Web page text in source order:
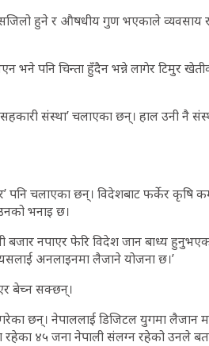
हुने र औषधीय गुण भएकाले व्यवसाय
भने पनि चिन्ता हुँदैन भन्ने लागेर टिमुर
संस्था’ चलाएका छन्। हाल उनी नै
पनि चलाएका छन्। विदेशबाट फर्केर कृषि
भनाइ छ।
बजार नपाएर फेरि विदेश जान बाध्य
अनलाइनमा लैजाने योजना छ।’
बेच्न सक्छन्।
छन्। नेपाललाई डिजिटल युगमा लैजान
रहेका ४५ जना नेपाली संलग्न रहेको उनले